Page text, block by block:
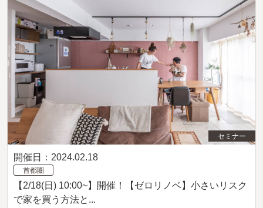
セミナー
開催日：2024.02.18
首都圏
【2/18(日) 10:00~】開催！【ゼロリノベ】小さいリスク
で家を買う方法と...